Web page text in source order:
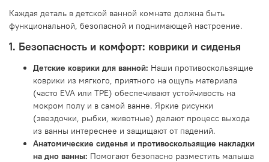
Каждая деталь в детской ванной комнате должна быть
функциональной, безопасной и поднимающей настроение.
1. Безопасность и комфорт: коврики и сиденья
Детские коврики для ванной: Наши противоскользящие
коврики из мягкого, приятного на ощупь материала
(часто EVA или TPE) обеспечивают устойчивость на
мокром полу и в самой ванне. Яркие рисунки
(звездочки, рыбки, животные) делают процесс выхода
из ванны интереснее и защищают от падений.
Анатомические сиденья и противоскользящие накладки
на дно ванны: Помогают безопасно разместить малыша